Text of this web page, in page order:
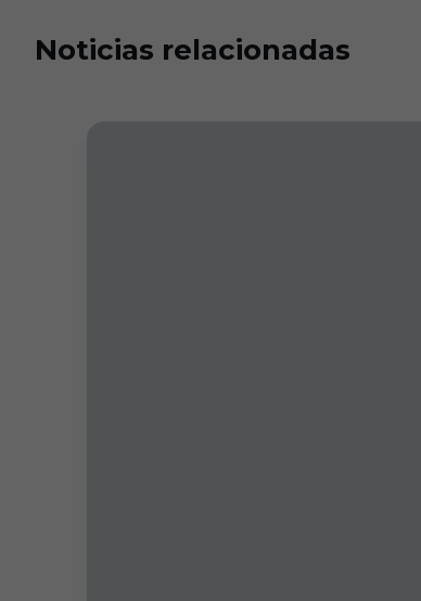
Noticias relacionadas